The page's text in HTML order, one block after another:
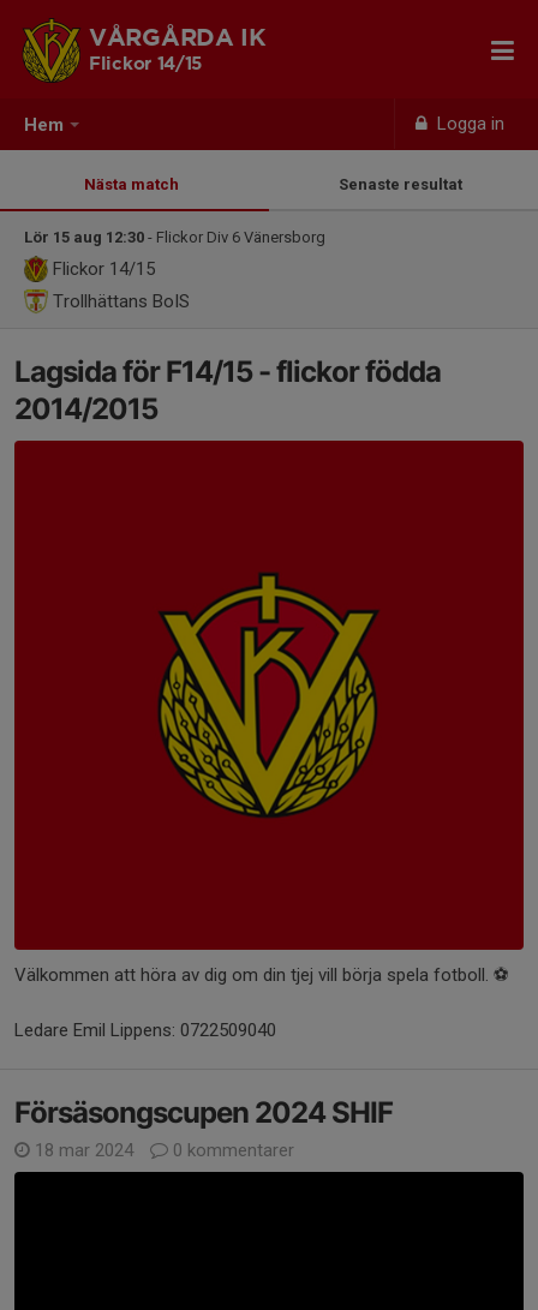
Hem Logga in
VÅRGÅRDA IK
Flickor 14/15
Nästa match Senaste resultat
Lör 15 aug 12:30 - Flickor Div 6 Vänersborg
Flickor 14/15
Trollhättans BoIS
Lagsida för F14/15 - flickor födda
2014/2015
Välkommen att höra av dig om din tjej vill börja spela fotboll. ⚽️
Ledare Emil Lippens: 0722509040
Försäsongscupen 2024 SHIF
18 mar 2024 0 kommentarer